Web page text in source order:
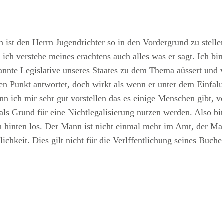
ist den Herrn Jugendrichter so in den Vordergrund zu
verstehe meines erachtens auch alles was er sagt. Ich
Legislative unseres Staates zu dem Thema aüssert
Punkt antwortet, doch wirkt als wenn er unter dem
ich mir sehr gut vorstellen das es einige Menschen gibt,
Grund für eine Nichtlegalisierung nutzen werden. Also
hinten los. Der Mann ist nicht einmal mehr im Amt, der
Dies gilt nicht für die Verlffentlichung seines